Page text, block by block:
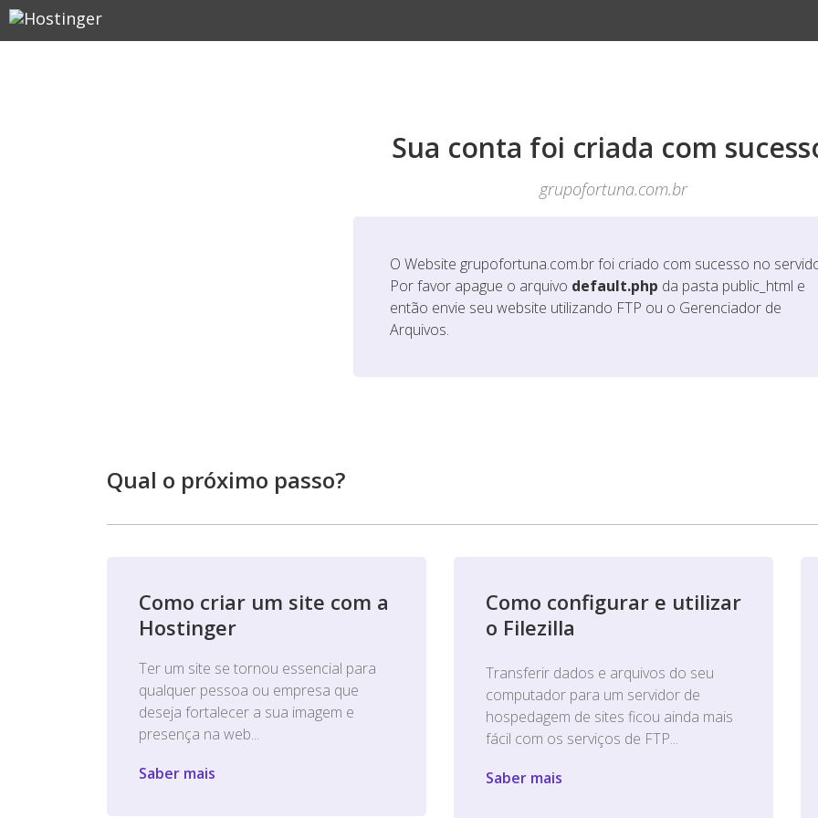
Sua conta foi criada com
grupofortuna.com.br
O Website grupofortuna.com.brfoi criado com sucesso no
Por favor apague o arquivo default.php da pasta public_html e
então envie seu website utilizando FTP ou o Gerenciador de
Arquivos.
Qual o próximo passo?
Como criar um site com a
Hostinger
Ter um site se tornou essencial para
qualquer pessoa ou empresa que
deseja fortalecer a sua imagem e
presença na web...
Saber mais
Como configurar e utilizar
o Filezilla
Transferir dados e arquivos do seu
computador para um servidor de
hospedagem de sites ficou ainda mais
fácil com os serviços de FTP...
Saber mais